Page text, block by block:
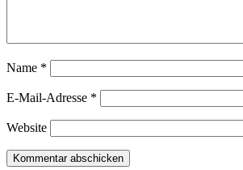
Name *
E-Mail-Adresse *
Website